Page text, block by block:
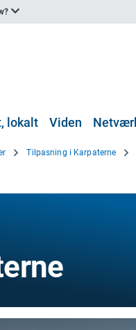
lokalt Viden
Tilpasning i Karpaterne